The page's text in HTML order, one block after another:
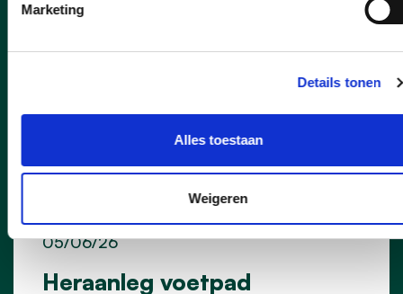
Marketing
Details tonen
Alles toestaan
Weigeren
Heraanleg voetpad
05/06/26